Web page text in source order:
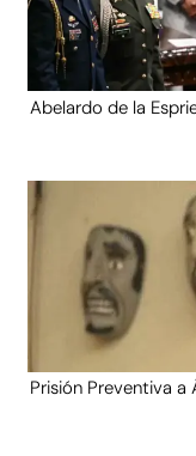
Abelardo de la
Prisión Preventiva a